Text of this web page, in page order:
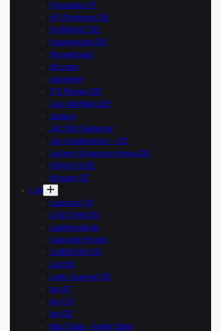
Hessnatur AT
HQ-Patronen DE
HUMANIC DE
Hunkemoller DE
iHoverboard
iScooter
isinwheel
ITS Reisen DE
Jack Wolfskin DE
Jackery
JACOB Elektronik
Jan Vanderstorm – DE
Jochen Schweizer Arena DE
KARACA DE
Kinguin DE
L-M
Lascana CH
LASCANA DE
Lastminute.de
Leonardo Hotels
LOBERON DE
Lott DE
Lotto Scanner DE
ltur AT
ltur CH
ltur DE
MacTrade – Apple Store